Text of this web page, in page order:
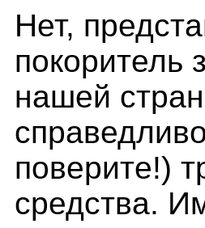
Нет,
покоритель
нашей
поверите!)
средства.